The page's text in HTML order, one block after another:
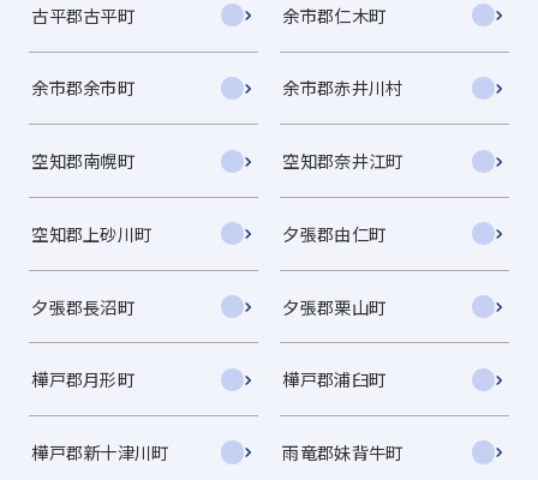
古平郡古平町 余市郡仁木町
余市郡余市町 余市郡赤井川村
空知郡南幌町 空知郡奈井江町
空知郡上砂川町 夕張郡由仁町
夕張郡長沼町 夕張郡栗山町
樺戸郡月形町 樺戸郡浦臼町
樺戸郡新十津川町 雨竜郡妹背牛町